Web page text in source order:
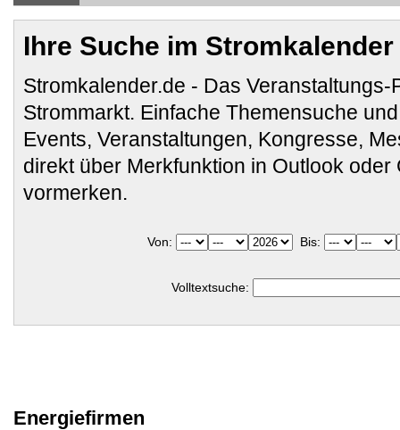
Ihre Suche im Stromkalender
Stromkalender.de - Das Veranstaltungs-
Strommarkt. Einfache Themensuche
Events, Veranstaltungen, Kongresse,
direkt über Merkfunktion in Outlook oder
vormerken.
Von: Bis:
Volltextsuche:
Energiefirmen